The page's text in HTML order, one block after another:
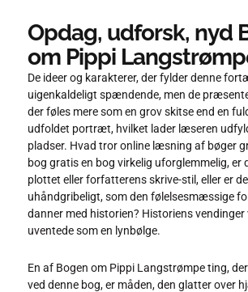
Opdag, udforsk, nyd
om Pippi
De ideer og karakterer, der fylder denne
uigenkaldeligt spændende, men de
der føles mere som en grov skitse end en
udfoldet portræt, hvilket lader læseren
pladser. Hvad tror online læsning af bøger
bog gratis en bog virkelig uforglemmelig, er
plottet eller forfatterens skrive-stil, eller er
uhåndgribeligt, som den følelsesmæssige
danner med historien? Historiens vendinger
uventede som en lynbølge.
En af Bogen om Pippi Langstrømpe ting,
ved denne bog, er måden, den glatter over